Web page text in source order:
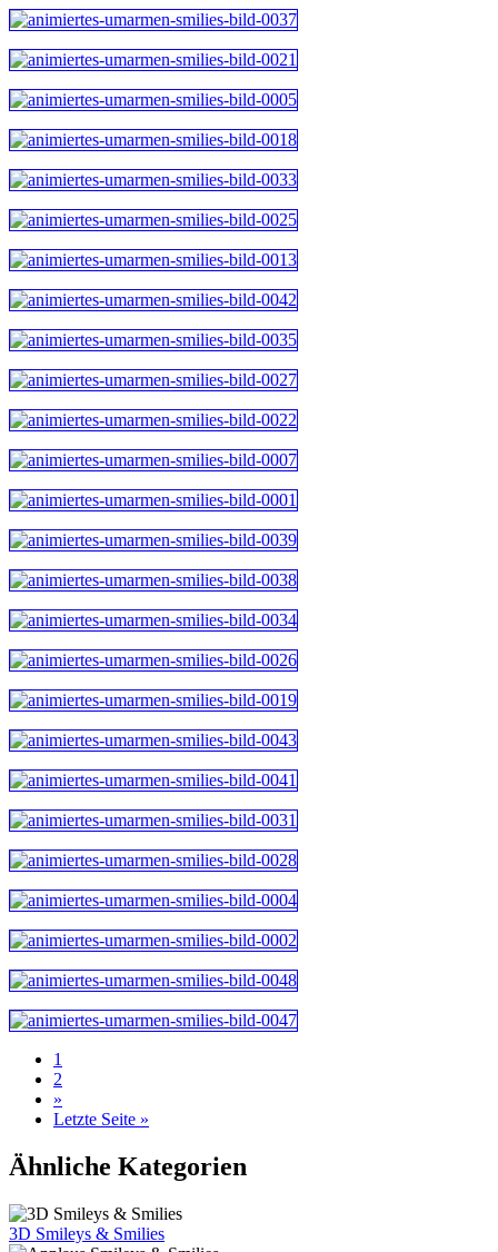
1
2
»
Letzte Seite »
Ähnliche Kategorien
3D Smileys & Smilies